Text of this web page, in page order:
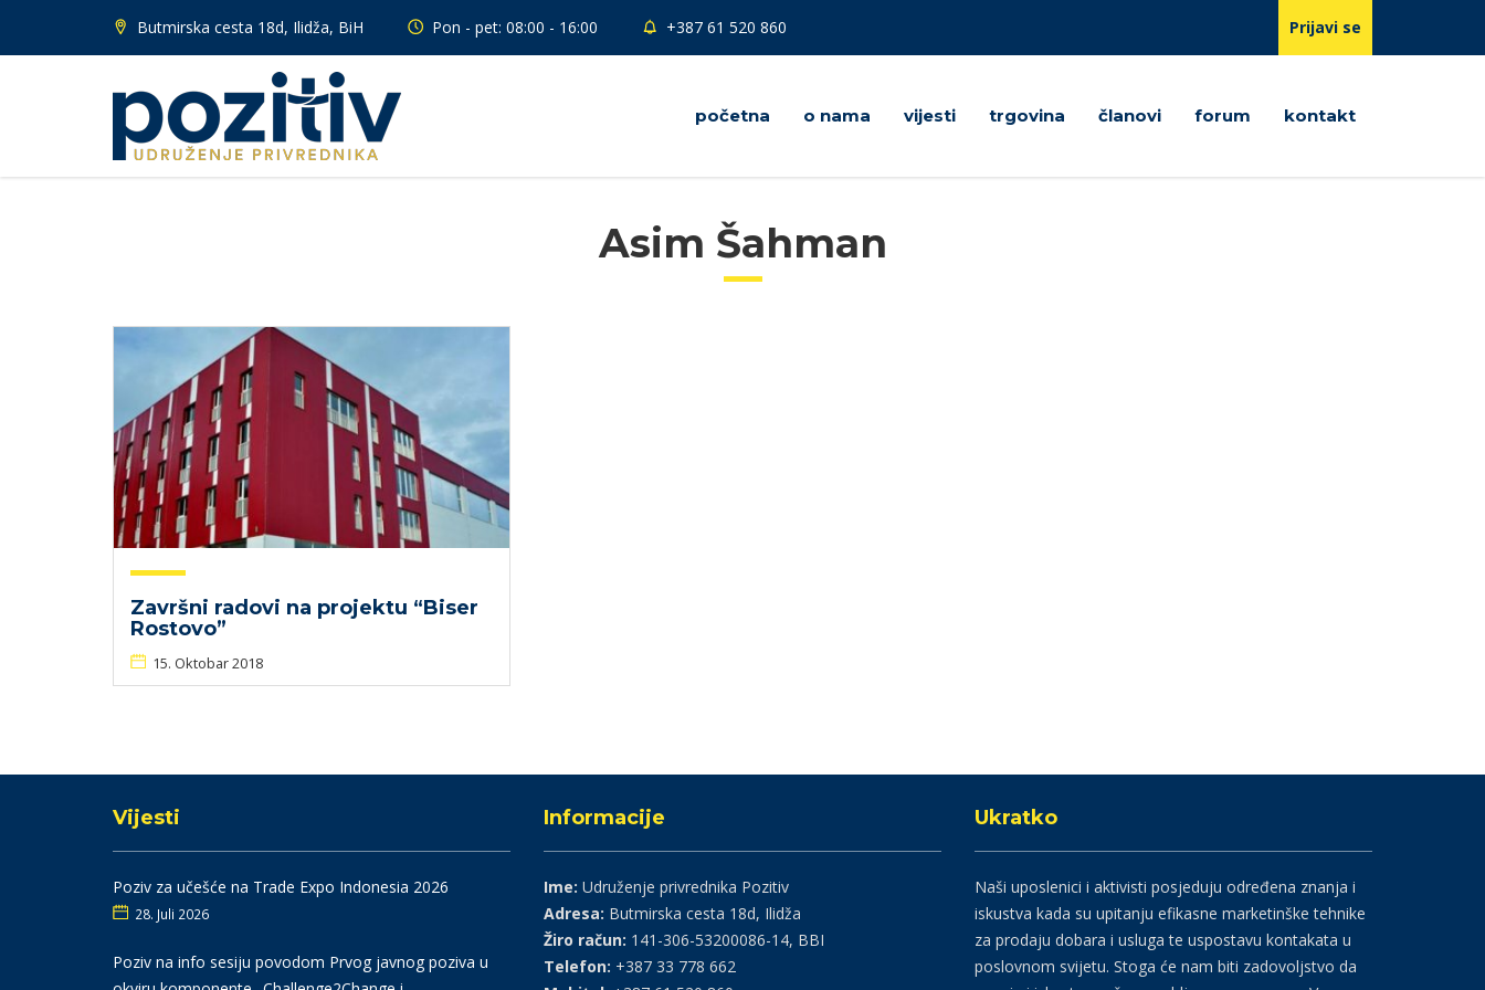
Butmirska cesta 18d, Ilidža, BiH Pon - pet: 08:00 - 16:00 +387 61 520 860 Prijavi se
početna o nama vijesti trgovina članovi forum kontakt
Asim Šahman
Završni radovi na projektu “Biser
Rostovo”
15. Oktobar 2018
Vijesti
Poziv za učešće na Trade Expo Indonesia 2026
28. Juli 2026
Poziv na info sesiju povodom Prvog javnog poziva u
Informacije
Ime: Udruženje privrednika Pozitiv
Adresa: Butmirska cesta 18d, Ilidža
Žiro račun: 141-306-53200086-14, BBI
Telefon: +387 33 778 662
Ukratko
Naši uposlenici i aktivisti posjeduju određena znanja i
iskustva kada su upitanju efikasne marketinške tehnike
za prodaju dobara i usluga te uspostavu kontakata u
poslovnom svijetu. Stoga će nam biti zadovoljstvo da